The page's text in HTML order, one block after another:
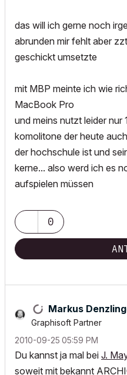
das will ich gerne noch
abrunden mir fehlt aber
geschickt umsetzte
mit MBP meinte ich wie
MacBook Pro
und meins nutzt leider nur
komolitone der heute
der hochschule ist und
kerne... also werd ich es
aufspielen müssen
0
Markus
Graphisoft Partner
‎2010-09-25 05:59 PM
Du kannst ja mal bei J.
soweit mit bekannt